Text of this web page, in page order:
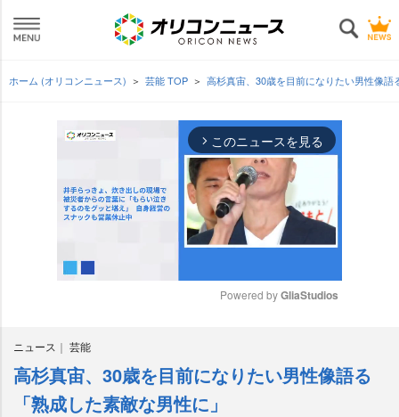
ホーム (オリコンニュース) 芸能 TOP 高杉真宙、30歳を目前になりたい男性像
arrow_forward_ios このニュースを見る
e
Powered by GliaStudios
ニュース 芸能
高杉真宙、30歳を目前になりたい男性像語る
「熟成した素敵な男性に」